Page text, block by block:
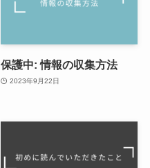
保護中: 情報の収集方法
2023年9月22日